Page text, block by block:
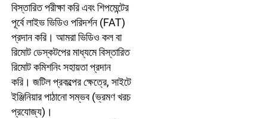
বিস্তারিত পরীক্ষা করি এবং শিপমেন্টের
পূর্বে লাইভ ভিডিও পরিদর্শন (FAT)
প্রদান করি। আমরা ভিডিও কল বা
রিমোট ডেস্কটপের মাধ্যমে বিস্তারিত
রিমোট কমিশনিং সহায়তা প্রদান
করি। জটিল প্রকল্পের ক্ষেত্রে, সাইটে
ইঞ্জিনিয়ার পাঠানো সম্ভব (ভ্রমণ খরচ
প্রযোজ্য)।